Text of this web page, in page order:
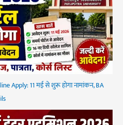
Apply: 11 मई से शुरू होगा नामांकन, BA